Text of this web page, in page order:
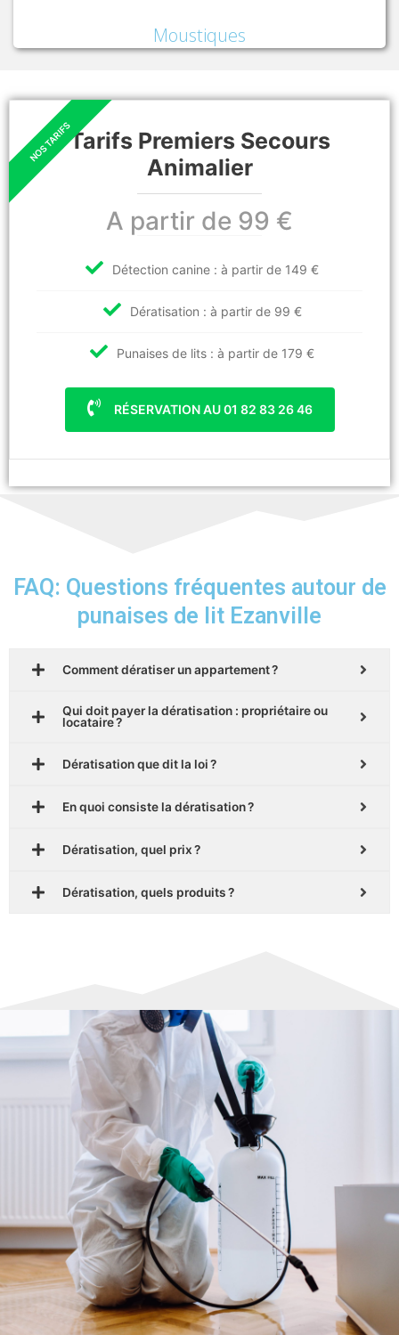
Moustiques
Tarifs Premiers Secours
Animalier
A partir de 99 €
Détection canine : à partir de 149 €
Dératisation : à partir de 99 €
Punaises de lits : à partir de 179 €
RÉSERVATION AU 01 82 83 26 46
FAQ: Questions fréquentes autour de
punaises de lit Ezanville
Comment dératiser un appartement ?
Qui doit payer la dératisation : propriétaire ou
locataire ?
Dératisation que dit la loi ?
En quoi consiste la dératisation ?
Dératisation, quel prix ?
Dératisation, quels produits ?